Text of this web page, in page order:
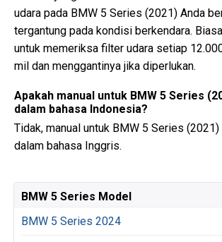
udara pada BMW 5 Series (2021) Anda
tergantung pada kondisi berkendara.
untuk memeriksa filter udara setiap
mil dan menggantinya jika diperlukan.
Apakah manual untuk BMW 5 Series
dalam bahasa Indonesia?
Tidak, manual untuk BMW 5 Series
dalam bahasa Inggris.
BMW 5 Series Model
BMW 5 Series 2024